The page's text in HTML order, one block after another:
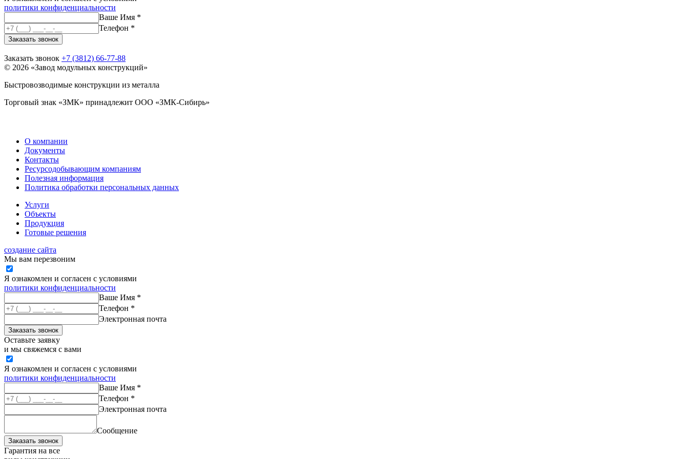
политики конфиденциальности
Ваше Имя *
Телефон *
Заказать звонок
Заказать звонок +7 (3812) 66-77-88
© 2026 «Завод модульных конструкций»
Быстровозводимые конструкции из металла
Торговый знак «ЗМК» принадлежит ООО «ЗМК-Сибирь»
О компании
Документы
Контакты
Ресурсодобывающим компаниям
Полезная информация
Политика обработки персональных данных
Услуги
Объекты
Продукция
Готовые решения
создание сайта
Мы вам перезвоним
Я ознакомлен и согласен с условиями
политики конфиденциальности
Ваше Имя *
Телефон *
Электронная почта
Заказать звонок
Оставьте заявку
и мы свяжемся с вами
Я ознакомлен и согласен с условиями
политики конфиденциальности
Ваше Имя *
Телефон *
Электронная почта
Сообщение
Заказать звонок
Гарантия на все